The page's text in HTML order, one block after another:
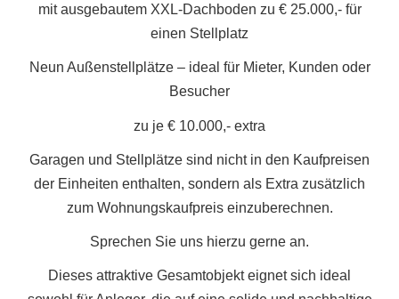
mit ausgebautem XXL-Dachboden zu € 25.000,- für
einen Stellplatz
Neun Außenstellplätze – ideal für Mieter, Kunden oder
Besucher
zu je € 10.000,- extra
Garagen und Stellplätze sind nicht in den Kaufpreisen
der Einheiten enthalten, sondern als Extra zusätzlich
zum Wohnungskaufpreis einzuberechnen.
Sprechen Sie uns hierzu gerne an.
Dieses attraktive Gesamtobjekt eignet sich ideal